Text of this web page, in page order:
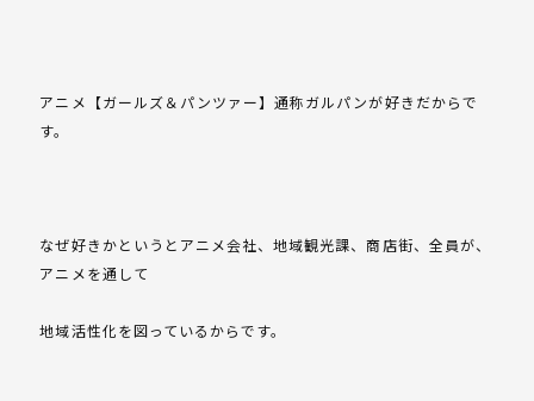
アニメ【ガールズ＆パンツァー】通称ガルパンが好きだからで
す。
なぜ好きかというとアニメ会社、地域観光課、商店街、全員が、
アニメを通して
地域活性化を図っているからです。